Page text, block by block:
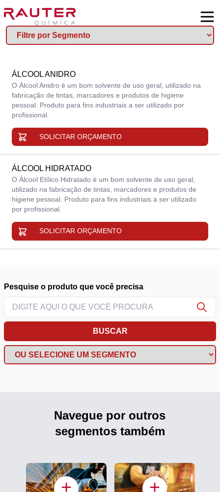
ÁLCOOL ANIDRO
O Álcool Anidro é um bom solvente de uso geral, utilizado na
fabricação de tintas, marcadores e produtos de higiene
pessoal. Produto para fins industriais a ser utilizado por
profissional.
SOLICITAR ORÇAMENTO
ÁLCOOL HIDRATADO
O Álcool Etílico Hidratado é um bom solvente de uso geral,
utilizado na fabricação de tintas, marcadores e produtos de
higiene pessoal. Produto para fins industriais a ser utilizado
por profissional.
SOLICITAR ORÇAMENTO
Pesquise o produto que você precisa
BUSCAR
Navegue por outros
segmentos também